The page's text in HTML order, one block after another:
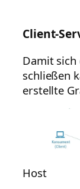
Client-
Damit sich
schließen
erstellte
Host